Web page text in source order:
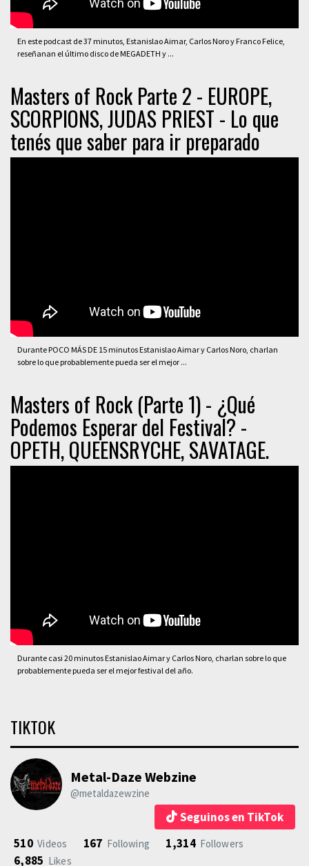
En este podcast de 37 minutos, Estanislao Aimar, Carlos Noro y Franco Felice,
reseñanan el último disco de MEGADETH y ...
Masters of Rock Parte 2 - EUROPE,
SCORPIONS, JUDAS PRIEST - Lo que
tenés que saber para ir preparado
Durante POCO MÁS DE 15 minutos Estanislao Aimar y Carlos Noro, charlan
sobre lo que probablemente pueda ser el mejor ...
Masters of Rock (Parte 1) - ¿Qué
Podemos Esperar del Festival? -
OPETH, QUEENSRYCHE, SAVATAGE.
Durante casi 20 minutos Estanislao Aimar y Carlos Noro, charlan sobre lo que
probablemente pueda ser el mejor festival del año.
TIKTOK
Metal-Daze Webzine
@metaldazewzine
Seguinos en TikTok
510 Videos 167 Following 1,314 Followers
6,885 Likes